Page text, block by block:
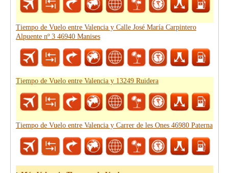
Tiempo de Vuelo entre Valencia y Calle José María Carpintero
Alpuente nº 3 46940 Manises
Tiempo de Vuelo entre Valencia y 13249 Ruidera
Tiempo de Vuelo entre Valencia y Carrer de les Ones 46980 Paterna